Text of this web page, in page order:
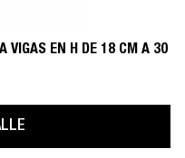
VIGAS EN H DE 18 CM A 30